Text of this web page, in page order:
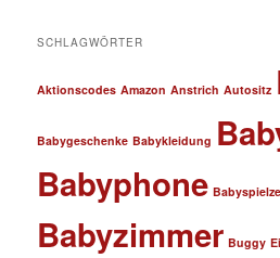
SCHLAGWÖRTER
Aktionscodes Amazon Anstrich Autositz
Babygeschenke Babykleidung
Babyphone
Babyzimmer Buggy